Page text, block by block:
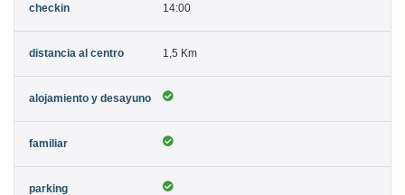
14:00
1,5 Km